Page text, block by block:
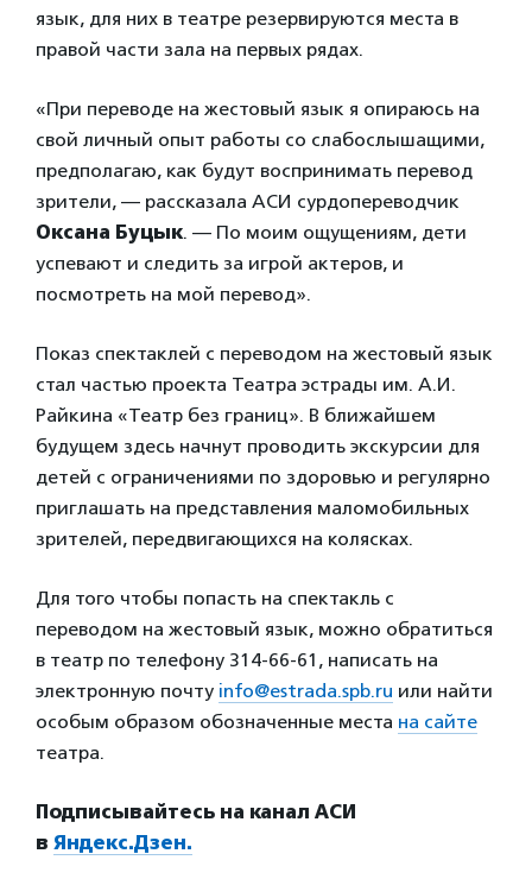
язык, для них в театре резервируются места в
правой части зала на первых рядах.
«При переводе на жестовый язык я опираюсь на
свой личный опыт работы со слабослышащими,
предполагаю, как будут воспринимать перевод
зрители, — рассказала АСИ сурдопереводчик
Оксана Буцык. — По моим ощущениям, дети
успевают и следить за игрой актеров, и
посмотреть на мой перевод».
Показ спектаклей с переводом на жестовый язык
стал частью проекта Театра эстрады им. А.И.
Райкина «Театр без границ». В ближайшем
будущем здесь начнут проводить экскурсии для
детей с ограничениями по здоровью и регулярно
приглашать на представления маломобильных
зрителей, передвигающихся на колясках.
Для того чтобы попасть на спектакль с
переводом на жестовый язык, можно обратиться
в театр по телефону 314-66-61, написать на
электронную почту info@estrada.spb.ru или найти
особым образом обозначенные места на сайте
театра.
Подписывайтесь на канал АСИ
в Яндекс.Дзен.